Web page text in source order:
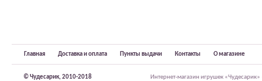
Главная Доставка и оплата Пункты выдачи Контакты О магазине
© Чудесарик, 2010-2018
Интернет-магазин игрушек